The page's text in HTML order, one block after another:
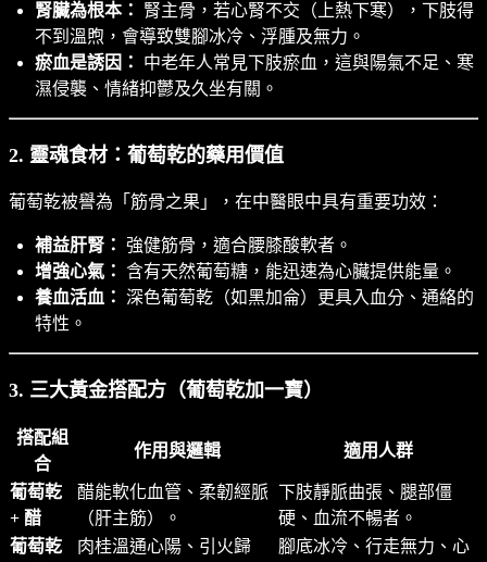
腎臟為根本：
腎主骨，若心腎不交（上熱下寒），下肢得
不到溫煦，會導致雙腳冰冷、浮腫及無力。
瘀血是誘因：
中老年人常見下肢瘀血，這與陽氣不足、寒
濕侵襲、情緒抑鬱及久坐有關。
2. 靈魂食材：葡萄乾的藥用價值
葡萄乾被譽為「筋骨之果」，在中醫眼中具有重要功效：
補益肝腎： 強健筋骨，適合腰膝酸軟者。
增強心氣： 含有天然葡萄糖，能迅速為心臟提供能量。
養血活血： 深色葡萄乾（如黑加侖）更具入血分、通絡的
特性。
3. 三大黃金搭配方（葡萄乾加一寶）
搭配組
合
作用與邏輯 適用人群
葡萄乾
+ 醋
醋能軟化血管、柔韌經脈
（肝主筋）。
下肢靜脈曲張、腿部僵
硬、血流不暢者。
葡萄乾
肉桂溫通心陽、引火歸
腳底冰冷、行走無力、心